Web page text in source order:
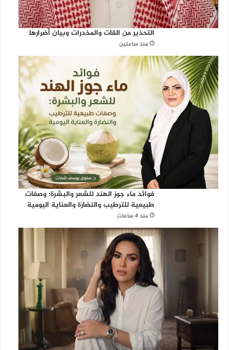
التحذير من القات والمخدرات وبيان أضرارها
منذ ساعتين
فوائد ماء جوز الهند للشعر والبشرة: وصفات
طبيعية للترطيب والنضارة والعناية اليومية
منذ 4 ساعات